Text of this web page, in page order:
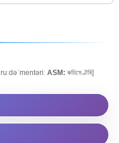
ˌruːdəˈmentəriː ASM: ৰুডিমেণ্টৰি]